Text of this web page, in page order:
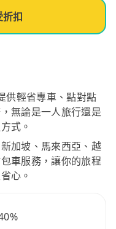
折扣
輕省專車、點對點
無論是一人旅行還是
式。
加坡、馬來西亞、越
車服務，讓你的旅程
心。